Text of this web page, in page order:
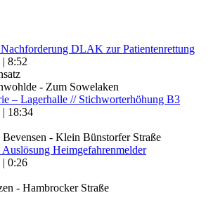
DLAK zur Patientenrettung
| 8:52
- Zum Sowelaken
– Lagerhalle // Stichworterhöhung B3
| 18:34
- Klein Bünstorfer Straße
Heimgefahrenmelder
| 0:26
- Hambrocker Straße